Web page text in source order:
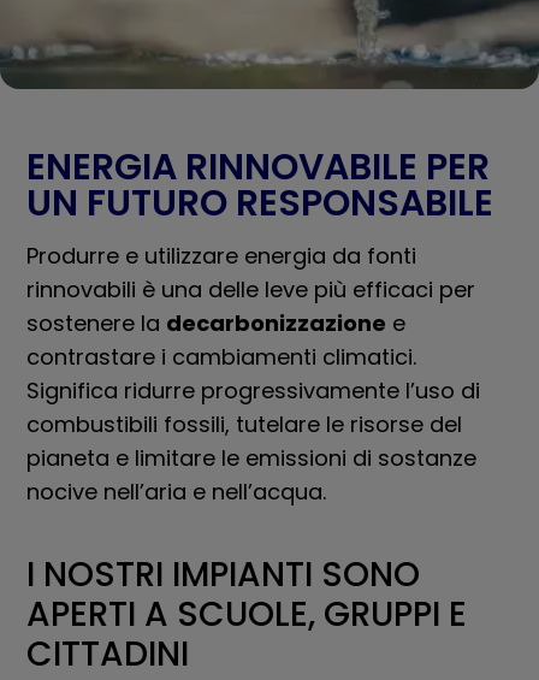
ENERGIA RINNOVABILE PER
UN FUTURO RESPONSABILE
Produrre e utilizzare energia da fonti
rinnovabili è una delle leve più efficaci per
sostenere la decarbonizzazione e
contrastare i cambiamenti climatici.
Significa ridurre progressivamente l’uso di
combustibili fossili, tutelare le risorse del
pianeta e limitare le emissioni di sostanze
nocive nell’aria e nell’acqua.
I NOSTRI IMPIANTI SONO
APERTI A SCUOLE, GRUPPI E
CITTADINI